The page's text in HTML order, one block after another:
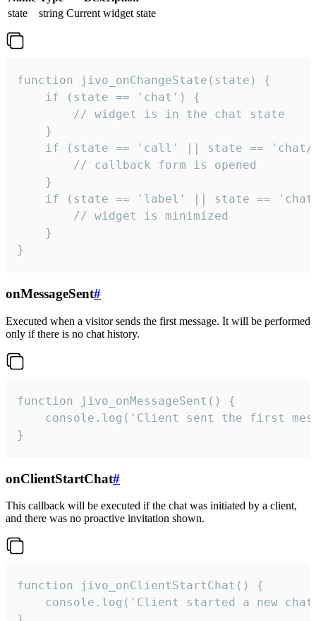
state
string Current widget state
function jivo_onChangeState(state) {
    if (state == 'chat') {
        // widget is in the chat state
    }
if (state == 'call' || state ==
        // callback form is opened
    }
if (state == 'label' || state ==
        // widget is minimized
    }
}
onMessageSent#
Executed when a visitor sends the first message. It will be performed
only if there is no chat history.
function jivo_onMessageSent() {
console.log('Client sent the first
}
onClientStartChat#
This callback will be executed if the chat was initiated by a client,
and there was no proactive invitation shown.
function jivo_onClientStartChat() {
console.log('Client started a new